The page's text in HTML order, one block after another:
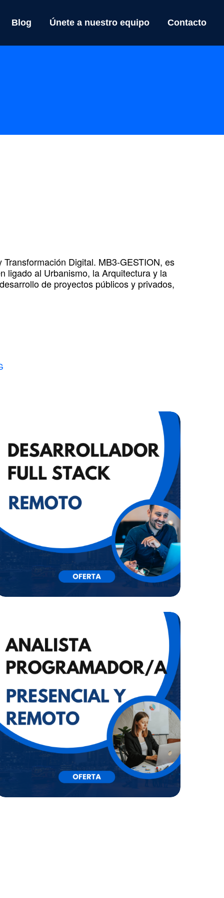
Blog Únete a nuestro equipo Contacto
Digital. MB3-GESTION, es
ligado al Urbanismo, la Arquitectura y la
de proyectos públicos y privados,
DESARROLLADOR/A
FULL STACK
ByMb3 Gestión